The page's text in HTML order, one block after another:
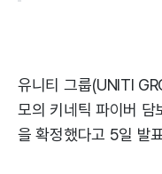
유니티 그룹(UNITI
모의 키네틱 파이버 담
을 확정했다고 5일 발